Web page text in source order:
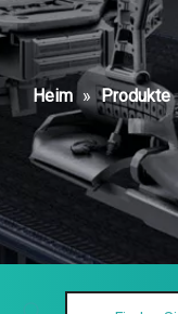
Heim » Produkte